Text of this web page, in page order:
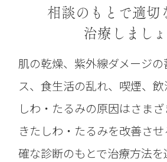
相談のもとで適切
治療しましょ
肌の乾燥、紫外線ダメージ
ス、食生活の乱れ、喫煙、飲
しわ・たるみの原因はさま
きたしわ・たるみを改善さ
確な診断のもとで治療方法